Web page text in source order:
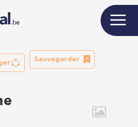
Sauvegarder